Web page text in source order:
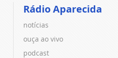
Rádio Aparecida
notícias
ouça ao vivo
podcast